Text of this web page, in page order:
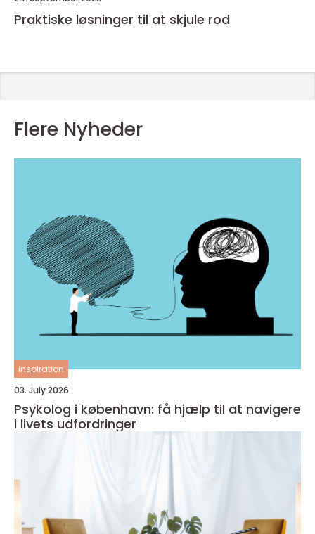
Praktiske løsninger til at skjule rod
Flere Nyheder
inspiration
03. July 2026
Psykolog i københavn: få hjælp til at navigere
i livets udfordringer